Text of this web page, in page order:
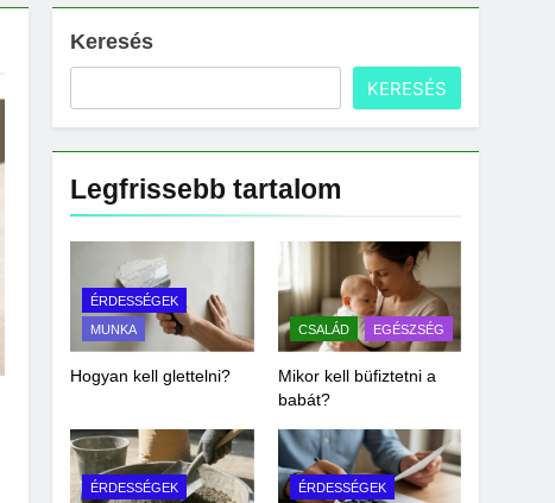
Keresés
KERESÉS
Legfrissebb tartalom
ÉRDESSÉGEK
MUNKA
Hogyan kell glettelni?
CSALÁD EGÉSZSÉG
Mikor kell büfiztetni a
babát?
ÉRDESSÉGEK
ÉRDESSÉGEK